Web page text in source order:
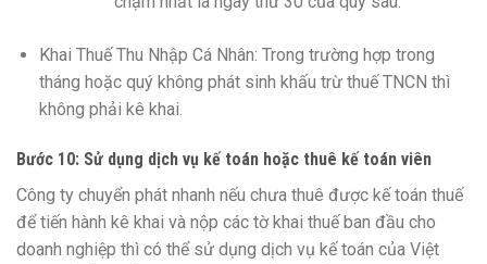
Khai Thuế Thu Nhập Cá Nhân: Trong trường hợp trong
tháng hoặc quý không phát sinh khấu trừ thuế TNCN thì
không phải kê khai.
Bước 10: Sử dụng dịch vụ kế toán hoặc thuê kế toán viên
Công ty chuyển phát nhanh nếu chưa thuê được kế toán thuế
để tiến hành kê khai và nộp các tờ khai thuế ban đầu cho
doanh nghiệp thì có thể sử dụng dịch vụ kế toán của Việt